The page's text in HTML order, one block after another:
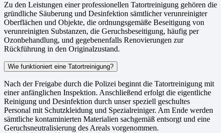
Zu den Leistungen einer professionellen Tatortreinigung gehören die
gründliche Säuberung und Desinfektion sämtlicher verunreinigter
Oberflächen und Objekte, die ordnungsgemäße Beseitigung von
verunreinigten Substanzen, die Geruchsbeseitigung, häufig per
Ozonbehandlung, und gegebenenfalls Renovierungen zur
Rückführung in den Originalzustand.
Wie funktioniert eine Tatortreinigung?
Nach der Freigabe durch die Polizei beginnt die Tatortreinigung mit
einer anfänglichen Inspektion. Anschließend erfolgt die eigentliche
Reinigung und Desinfektion durch unser speziell geschultes
Personal mit Schutzkleidung und Spezialreiniger. Am Ende werden
sämtliche kontaminierten Materialien sachgemäß entsorgt und eine
Geruchsneutralisierung des Areals vorgenommen.